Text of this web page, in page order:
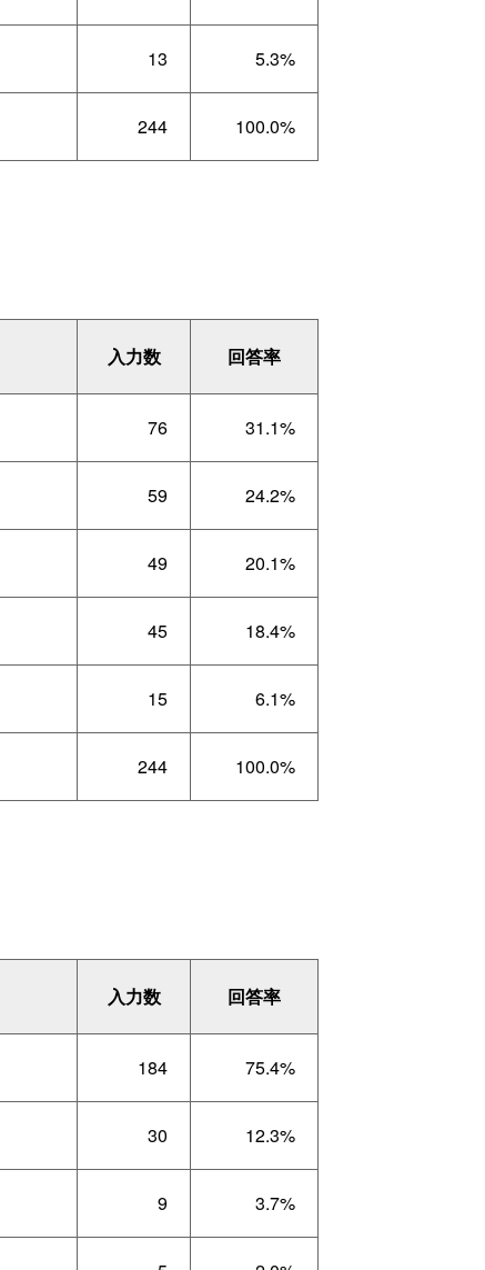
13 5.3%
244 100.0%
入力数 回答率
76 31.1%
59 24.2%
49 20.1%
45 18.4%
15 6.1%
244 100.0%
入力数 回答率
184 75.4%
30 12.3%
9 3.7%